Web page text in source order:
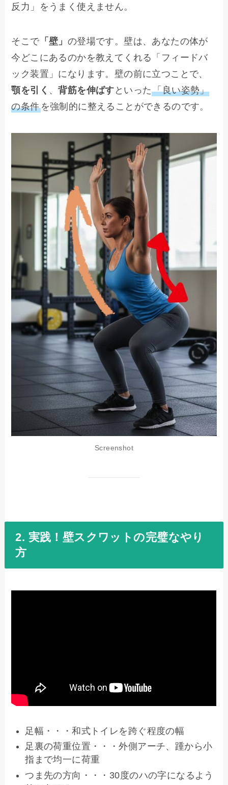
反力」をうまく使えません。
そこで「壁」 の登場です。壁は、あなたの体が
今どこにあるのかを教えてくれる「フィードバ
ック装置」になります。壁の前に立つことで、
顎を引く 、背筋を伸ばす といった「良い姿勢」
の条件を強制的に整えることができるのです。
Screenshot
2. 実践！壁スクワットの完璧なやり
方
足幅・・・和式トイレを跨ぐ程度の幅
足裏の荷重位置・・・外側アーチ、踵から小
指まで均一に荷重
つま先の方向・・・30度のハの字になるよう